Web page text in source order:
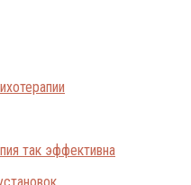
так эффективна